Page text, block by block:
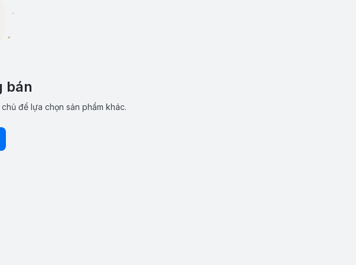
bán
để lựa chọn sản phẩm khác.